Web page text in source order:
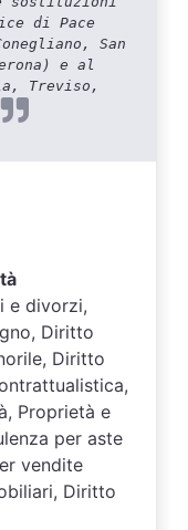
di Pace
San
e al
Treviso,
e divorzi,
Diritto
Diritto
Proprietà e
per aste
vendite
Diritto